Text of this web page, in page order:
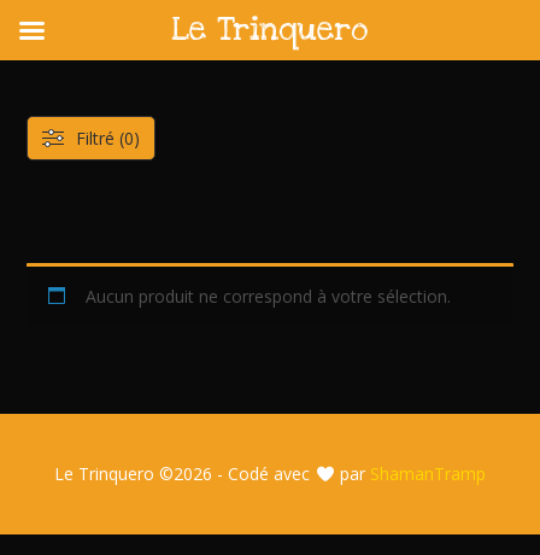
content
Aucun produit ne correspond à votre sélection.
Filtré (0)
Le Trinquero ©2026 - Codé avec par ShamanTramp
Le Trinquero